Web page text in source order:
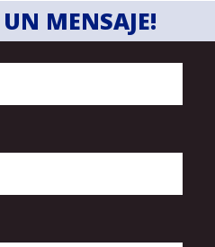
MENSAJE!